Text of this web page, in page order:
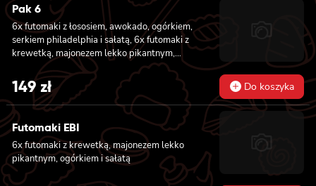
Pak 6
6x futomaki z łososiem, awokado, ogórkiem,
serkiem philadelphia i sałatą, 6x futomaki z
krewetką, majonezem lekko pikantnym,
ogórkiem i sałatą, 6x futomaki z tatarem z
łososia lekko pikantnym, ogórkiem, awokado,
kanpyo, sałatą, masago, szczepiorek, sezam,
8x hosomaki z łososiem, 8x california z
krewetką w tempurze, majonezem lekko
pikantnym, ogórkiem, sezamem i masago, 8x
california z łososiem, ogórkiem, serkiem
philadelphia, awokado i masago
149zł Do koszyka
Futomaki EBI
6x futomaki z krewetką, majonezem lekko
pikantnym, ogórkiem i sałatą